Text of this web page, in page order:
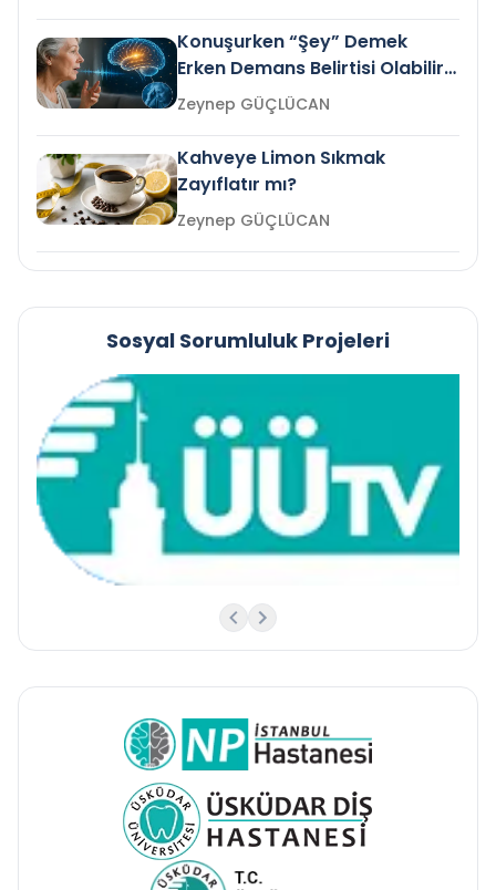
Konuşurken “Şey” Demek
Erken Demans Belirtisi Olabilir
mi?
Zeynep GÜÇLÜCAN
Kahveye Limon Sıkmak
Zayıflatır mı?
Zeynep GÜÇLÜCAN
Sosyal Sorumluluk Projeleri